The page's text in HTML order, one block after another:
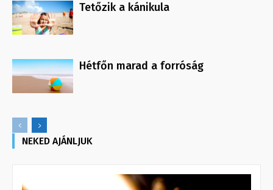
Tetőzik a kánikula
Hétfőn marad a forróság
NEKED AJÁNLJUK